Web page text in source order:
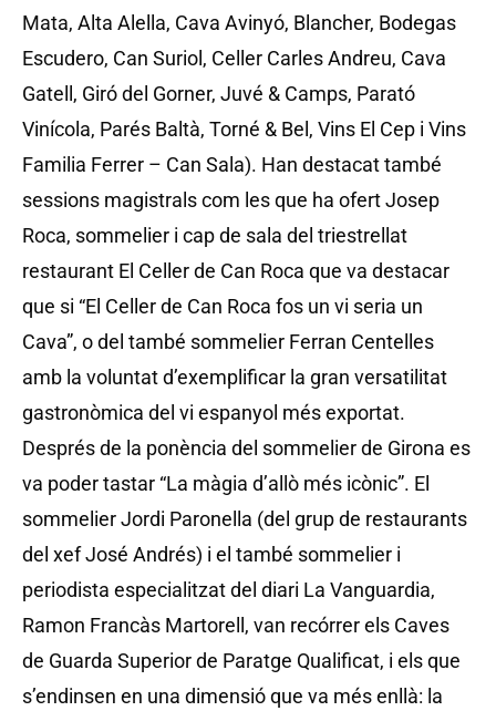
Mata, Alta Alella, Cava Avinyó, Blancher, Bodegas
Escudero, Can Suriol, Celler Carles Andreu, Cava
Gatell, Giró del Gorner, Juvé & Camps, Parató
Vinícola, Parés Baltà, Torné & Bel, Vins El Cep i Vins
Familia Ferrer – Can Sala). Han destacat també
sessions magistrals com les que ha ofert Josep
Roca, sommelier i cap de sala del triestrellat
restaurant El Celler de Can Roca que va destacar
que si “El Celler de Can Roca fos un vi seria un
Cava”, o del també sommelier Ferran Centelles
amb la voluntat d’exemplificar la gran versatilitat
gastronòmica del vi espanyol més exportat.
Després de la ponència del sommelier de Girona es
va poder tastar “La màgia d’allò més icònic”. El
sommelier Jordi Paronella (del grup de restaurants
del xef José Andrés) i el també sommelier i
periodista especialitzat del diari La Vanguardia,
Ramon Francàs Martorell, van recórrer els Caves
de Guarda Superior de Paratge Qualificat, i els que
s’endinsen en una dimensió que va més enllà: la